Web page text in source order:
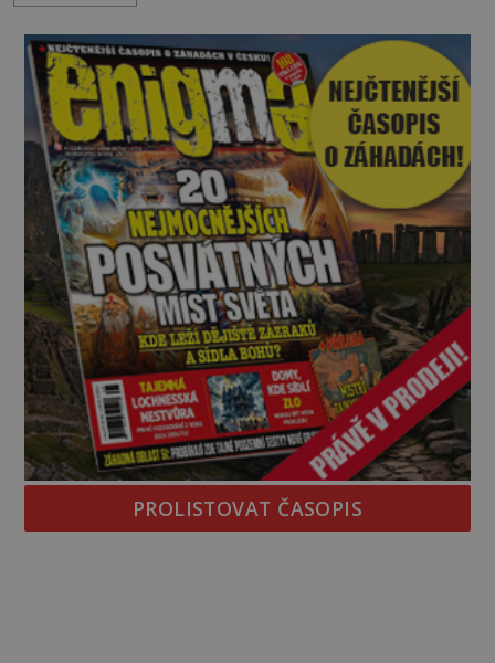
pouhých několik minut od tohoto parkoviště,“
zeptá se suverénně jeden z nich. P
PROLISTOVAT ČASOPIS